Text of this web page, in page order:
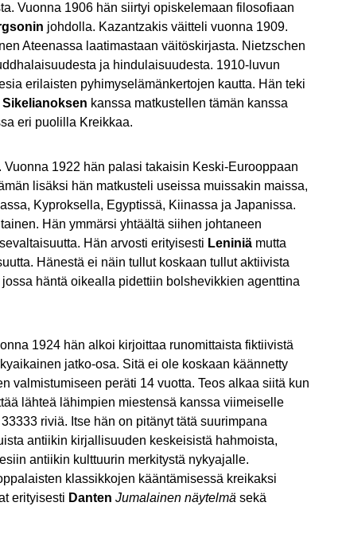
Vuonna 1906 hän siirtyi opiskelemaan filosofiaan
johdolla. Kazantzakis väitteli vuonna 1909.
Ateenassa laatimastaan väitöskirjasta. Nietzschen
ja hindulaisuudesta. 1910-luvun
erilaisten pyhimyselämänkertojen kautta. Hän teki
kanssa matkustellen tämän kanssa
eri puolilla Kreikkaa.
1922 hän palasi takaisin Keski-Eurooppaan
lisäksi hän matkusteli useissa muissakin maissa,
Kyproksella, Egyptissä, Kiinassa ja Japanissa.
Hän ymmärsi yhtäältä siihen johtaneen
Hän arvosti erityisesti Leniniä mutta
Hänestä ei näin tullut koskaan tullut aktiivista
häntä oikealla pidettiin bolshevikkien agenttina
1924 hän alkoi kirjoittaa runomittaista fiktiivistä
jatko-osa. Sitä ei ole koskaan käännetty
valmistumiseen peräti 14 vuotta. Teos alkaa siitä kun
lähteä lähimpien miestensä kanssa viimeiselle
riviä. Itse hän on pitänyt tätä suurimpana
antiikin kirjallisuuden keskeisistä hahmoista,
antiikin kulttuurin merkitystä nykyajalle.
klassikkojen kääntämisessä kreikaksi
erityisesti Danten Jumalainen näytelmä sekä